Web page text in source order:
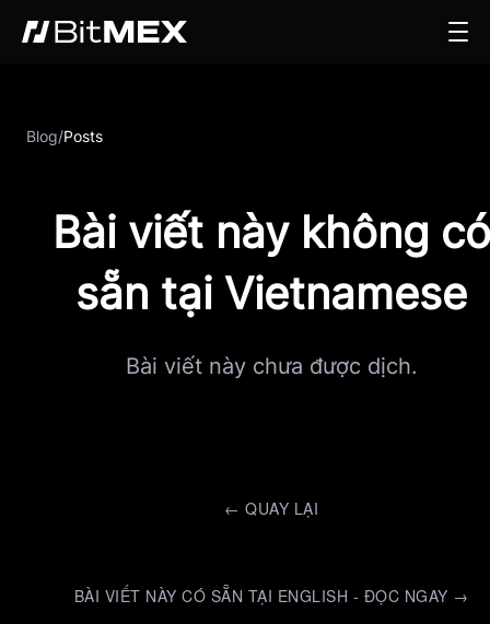
Blog/Posts
Bài viết này không có
sẵn tại Vietnamese
Bài viết này chưa được dịch.
← QUAY LẠI
BÀI VIẾT NÀY CÓ SẴN TẠI ENGLISH - ĐỌC NGAY →